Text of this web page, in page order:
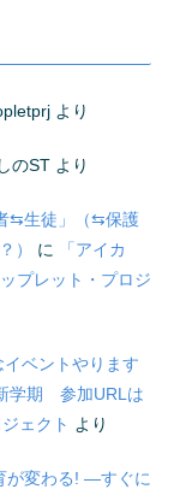
より
のST より
⇆生徒」（⇆保護
）
に
「アイカ
プレット・プロジ
イベントやります
学期 参加URLは
ェクト より
が変わる! ―すぐに